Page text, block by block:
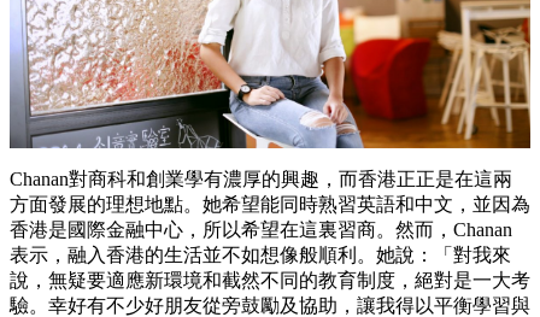
Chanan對商科和創業學有濃厚的興趣，而香港正正是在這兩
方面發展的理想地點。她希望能同時熟習英語和中文，並因為
香港是國際金融中心，所以希望在這裏習商。然而，Chanan
表示，融入香港的生活並不如想像般順利。她說：「對我來
說，無疑要適應新環境和截然不同的教育制度，絕對是一大考
驗。幸好有不少好朋友從旁鼓勵及協助，讓我得以平衡學習與